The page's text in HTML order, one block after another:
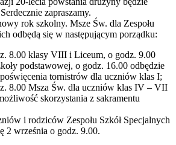
zapraszamy.
rok szkolny. Msze Św. dla Zespołu
odbędą się w następującym porządku:
8.00 klasy VIII i Liceum, o godz. 9.00
podstawowej, o godz. 16.00 odbędzie
tornistrów dla uczniów klas I;
8.00 Msza Św. dla uczniów klas IV – VII
skorzystania z sakramentu
i rodziców Zespołu Szkół Specjalnych
2 września o godz. 9.00.